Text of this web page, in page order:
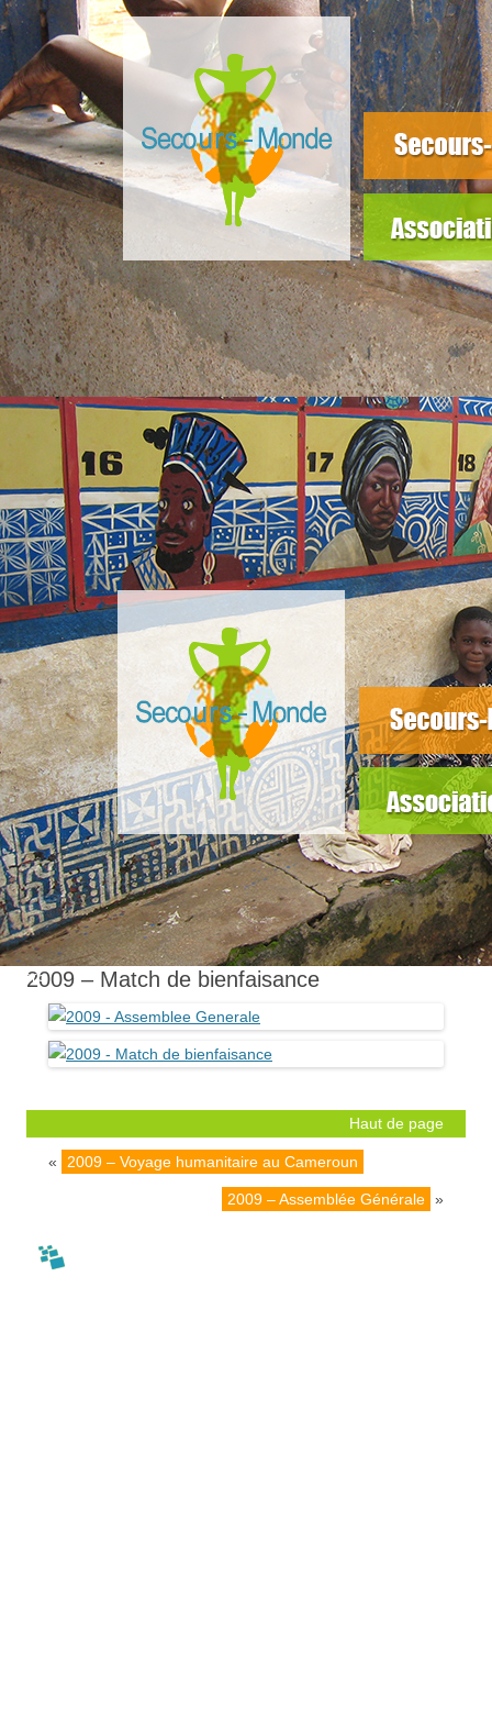
slider4
slider52009 – Match de bienfaisance
Haut de page
« 2009 – Voyage humanitaire au Cameroun
2009 – Assemblée Générale »